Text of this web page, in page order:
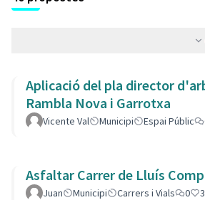
Aplicació del pla director
Rambla Nova i Garrotxa
Vicente Val Municipi Espai Públic
Asfaltar Carrer de Lluís
Juan Municipi Carrers i Vials 0 3